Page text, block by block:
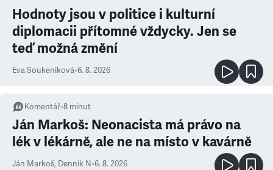
Hodnoty jsou v politice i kulturní
diplomacii přítomné vždycky. Jen se
teď možná změní
Eva Soukeníková•6. 8. 2026
Komentář•8 minut
Ján Markoš: Neonacista má právo na
lék v lékárně, ale ne na místo v kavárně
Ján Markoš, Denník N•6. 8. 2026